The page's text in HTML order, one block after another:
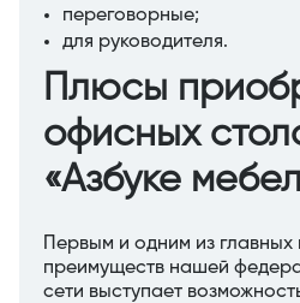
переговорные;
для руководителя.
Плюсы
офисных
«Азбуке
Первым и одним из главных
преимуществ нашей
сети выступает